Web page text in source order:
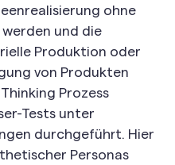
ohne
und die
Produktion oder
von Produkten
Prozess
Tests unter
durchgeführt. Hier
Personas